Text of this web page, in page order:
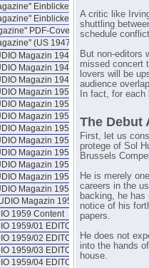
Einblicke 1
Einblicke 2
PDF-Cover
(US 1947)
Magazin 1947
Magazin 1948
Magazin 1949
Magazin 1950
Magazin 1951
Magazin 1952
Magazin 1953
Magazin 1954
Magazin 1955
Magazin 1956
Magazin 1957
Magazin 1958
Magazin 1959
1959 Content
1959/01 EDITOR'S REVIEW
1959/02 EDITOR'S REVIEW
1959/03 EDITOR'S REVIEW
1959/04 EDITOR'S REVIEW
A critic like
shuttling
schedule
But non-editors
missed concert
lovers will be
audience
In fact, for
The Debut
First, let us
protege of Sol
Brussels
He is merely
careers in the
backing, he
notice of his
papers.
He does not
into the hands
house.